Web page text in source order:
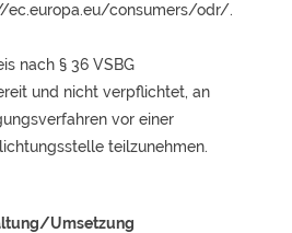
ec.europa.eu/consumers/odr/.
nach § 36 VSBG
und nicht verpflichtet, an
vor einer
teilzunehmen.
Umsetzung